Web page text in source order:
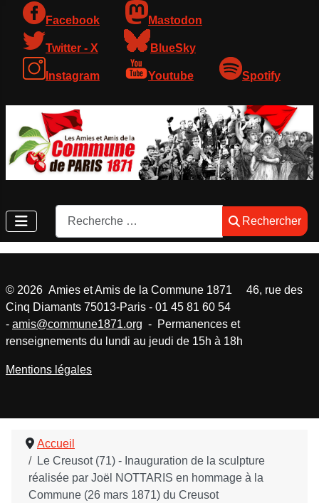
Facebook Mastodon
Twitter - X BlueSky
Instagram Youtube Spotify
Rechercher
Rechercher
Accueil
Le Creusot (71) - Inauguration de la sculpture
réalisée par Joël NOTTARIS en hommage à la
Commune (26 mars 1871) du Creusot
© 2026 Amies et Amis de la Commune 1871 46, rue des
Cinq Diamants 75013-Paris - 01 45 81 60 54
- amis@commune1871.org - Permanences et
renseignements du lundi au jeudi de 15h à 18h
Mentions légales